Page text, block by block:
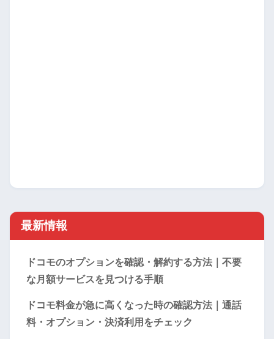
最新情報
ドコモのオプションを確認・解約する方法｜不要
な月額サービスを見つける手順
ドコモ料金が急に高くなった時の確認方法｜通話
料・オプション・決済利用をチェック